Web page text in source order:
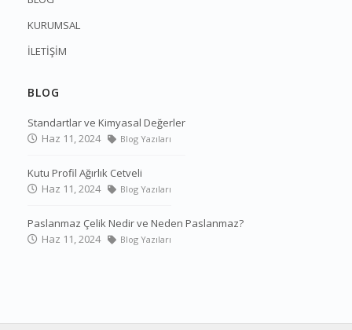
KURUMSAL
İLETİŞİM
BLOG
Standartlar ve Kimyasal Değerler
Haz 11, 2024
Blog Yazıları
Kutu Profil Ağırlık Cetveli
Haz 11, 2024
Blog Yazıları
Paslanmaz Çelik Nedir ve Neden Paslanmaz?
Haz 11, 2024
Blog Yazıları